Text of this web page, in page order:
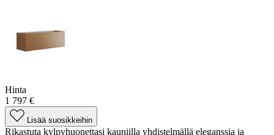
Hinta
1 797 €
Lisää suosikkeihin
Rikastuta kylpyhuonettasi kauniilla yhdistelmällä eleganssia ja